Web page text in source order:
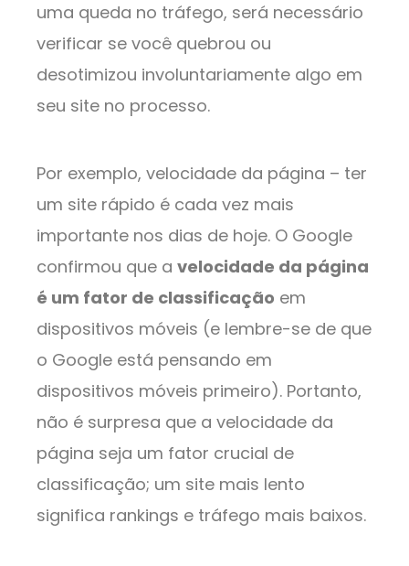
uma queda no tráfego, será necessário
verificar se você quebrou ou
desotimizou involuntariamente algo em
seu site no processo.
Por exemplo, velocidade da página – ter
um site rápido é cada vez mais
importante nos dias de hoje. O Google
confirmou que a velocidade da página
é um fator de classificação em
dispositivos móveis (e lembre-se de que
o Google está pensando em
dispositivos móveis primeiro). Portanto,
não é surpresa que a velocidade da
página seja um fator crucial de
classificação; um site mais lento
significa rankings e tráfego mais baixos.